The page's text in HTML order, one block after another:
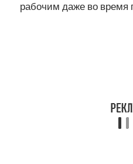
рабочим даже во время